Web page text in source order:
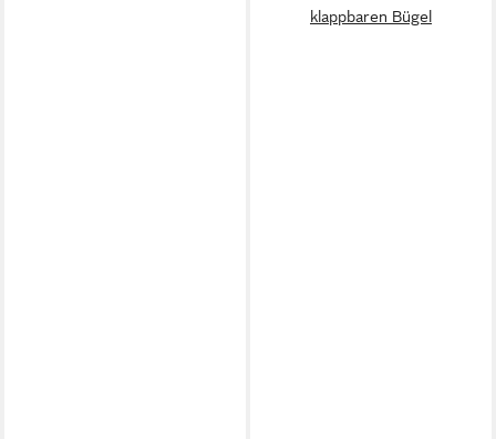
klappbaren Bügel